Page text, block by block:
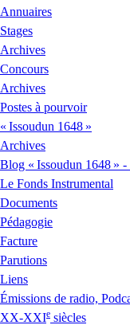
Annuaires
Stages
Archives
Concours
Archives
Postes à pourvoir
« Issoudun 1648 »
Archives
Blog « Issoudun 1648 » -
Le Fonds Instrumental
Documents
Pédagogie
Facture
Parutions
Liens
Émissions de radio,
XX-XXIe siècles